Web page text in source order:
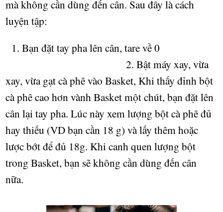
mà không cần dùng đến cân. Sau đây là cách
luyện tập:
1. Bạn đặttay pha lên cân, tare về0
2. Bật máy xay, vừa
xay, vừa gạt cà phê vào Basket, Khi thấy đỉnh bột
cà phê cao hơn vành Basket một chút, bạn đặt lên
cân lại tay pha. Lúc này xem lượng bột cà phê đủ
hay thiếu (VD bạn cần 18 g) và lấy thêm hoặc
lược bớt đểđủ 18g. Khi canh quen lượng bột
trong Basket, bạn sẽkhông cần dùng đến cân
nữa.